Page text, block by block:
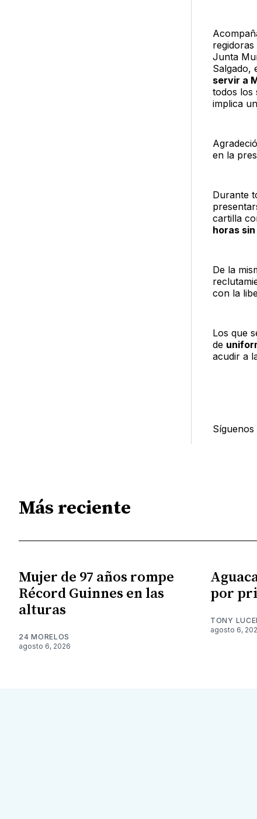
Junta
Salgado,
servir a
todos los
implica
en la
Durante
cartilla
horas
De la
con la
Los que
de
acudir a
Síguenos
Más reciente
Mujer de 97 años rompe
Récord Guinnes en las
alturas
24 MORELOS
agosto 6, 2026
por
TONY
agosto 6,